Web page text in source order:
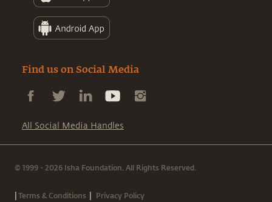
Find us on Social Media
All Social Media Handles
© 1999 - 2026 Isha Foundation. All Rights Reserved.
|Terms & Conditions | Privacy Policy